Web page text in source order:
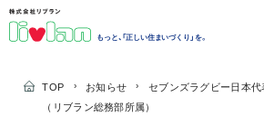
もっと、「正しい住まいづくり」を。
TOP › お知らせ ›
セブンズラグビー日本代
（リブラン総務部所属）